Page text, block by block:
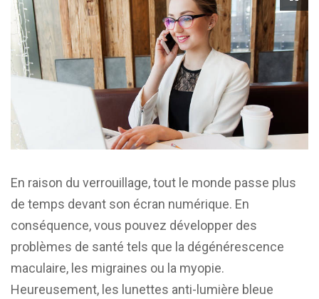
En raison du verrouillage, tout le monde passe plus
de temps devant son écran numérique. En
conséquence, vous pouvez développer des
problèmes de santé tels que la dégénérescence
maculaire, les migraines ou la myopie.
Heureusement, les lunettes anti-lumière bleue